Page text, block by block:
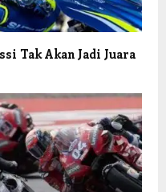
Tak Akan Jadi Juara